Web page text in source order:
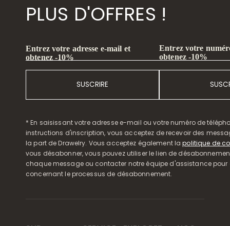
PLUS D'OFFRES !
Entrez votre adresse e-mail et
obtenez -10%
SUSCRIRE
Entrez votre
obtenez -10%
* En saisissant votre adresse e-mail ou votre numéro de
instructions d'inscription, vous acceptez de recevoir des
la part de Drawelry. Vous acceptez également lapolitique de
vous désabonner, vous pouvez utiliser le lien de
chaque message ou contacter notre équipe d'assistance pour
concernant le processus de désabonnement.